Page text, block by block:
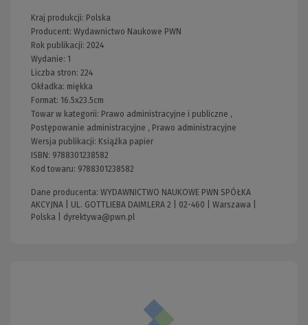
Kraj produkcji: Polska
Producent: Wydawnictwo Naukowe PWN
Rok publikacji: 2024
Wydanie: 1
Liczba stron: 224
Okładka: miękka
Format: 16.5x23.5cm
Towar w kategorii: Prawo administracyjne i publiczne ,
Postępowanie administracyjne , Prawo administracyjne
Wersja publikacji: Książka papier
ISBN: 9788301238582
Kod towaru: 9788301238582
Dane producenta: WYDAWNICTWO NAUKOWE PWN SPÓŁKA
AKCYJNA | UL. GOTTLIEBA DAIMLERA 2 | 02-460 | Warszawa |
Polska | dyrektywa@pwn.pl